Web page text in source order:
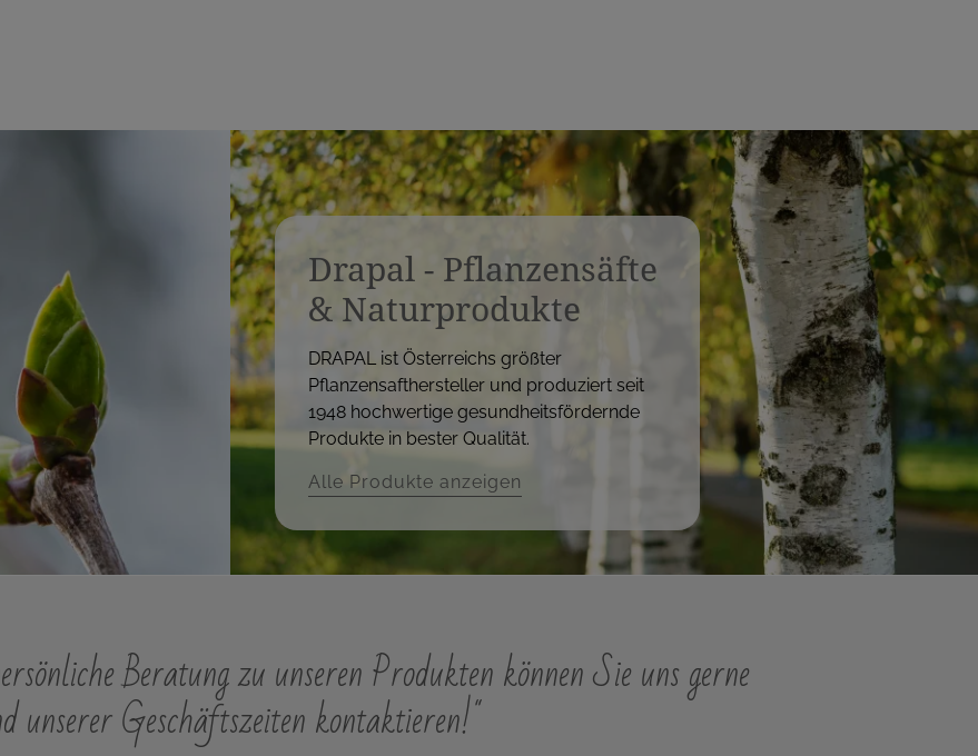
Drapal - Pflanzensäfte
& Naturprodukte
DRAPAL ist Österreichs größter
Pflanzensafthersteller und produziert seit
1948 hochwertige gesundheitsfördernde
Produkte in bester Qualität.
Alle Produkte anzeigen
Beratung zu unseren Produkten können Sie uns gerne
unserer Geschäftszeiten kontaktieren!"